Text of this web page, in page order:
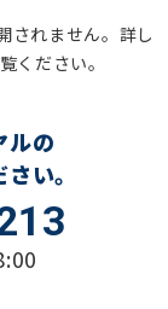
されません。詳し
ください。
ルの
い。